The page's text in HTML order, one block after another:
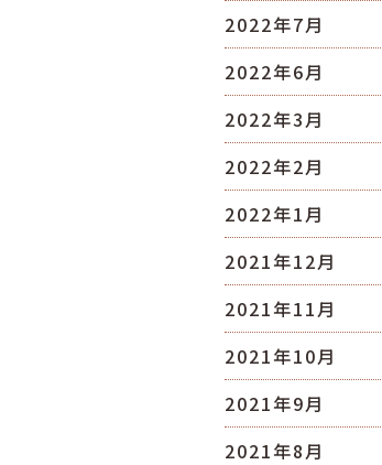
2022年7月
2022年6月
2022年3月
2022年2月
2022年1月
2021年12月
2021年11月
2021年10月
2021年9月
2021年8月